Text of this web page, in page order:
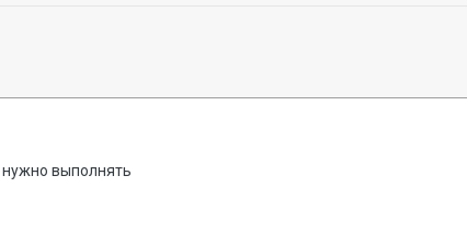
нужно выполнять